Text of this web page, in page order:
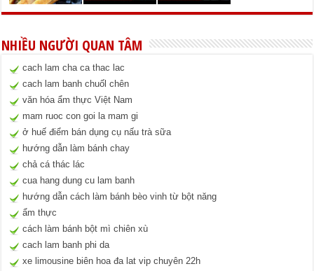
NHIỀU NGƯỜI QUAN TÂM
cach lam cha ca thac lac
cach lam banh chuốl chên
văn hóa ẩm thực Việt Nam
mam ruoc con goi la mam gi
ở huế điểm bán dụng cụ nấu trà sữa
hướng dẫn làm bánh chay
chả cá thác lác
cua hang dung cu lam banh
hướng dẫn cách làm bánh bèo vinh từ bột năng
ẩm thực
cách làm bánh bột mì chiên xù
cach lam banh phi da
xe limousine biên hoa đa lat vip chuyên 22h